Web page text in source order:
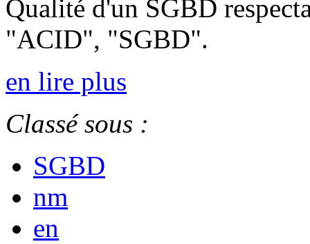
Qualité d'un SGBD
"ACID", "SGBD".
en lire plus
Classé sous :
SGBD
nm
en